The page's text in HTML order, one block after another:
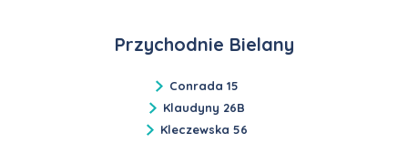
Przychodnie Bielany
Conrada 15
Klaudyny 26B
Kleczewska 56